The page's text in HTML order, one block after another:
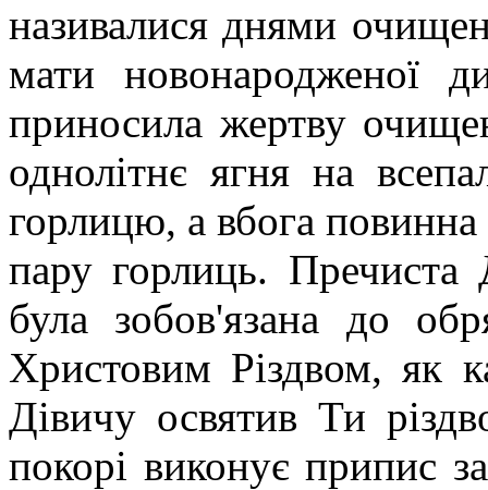
називалися днями
мати новонародженої
приносила жертву
однолітнє ягня на
горлицю, а вбога повинна
пару горлиць.
була зобов'язана до
Христовим Різдвом, як
Дівичу освятив Ти
покорі виконує припис